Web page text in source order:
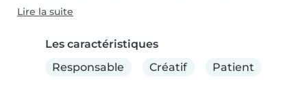
Lire la suite
Les caractéristiques
Responsable
Créatif Patient